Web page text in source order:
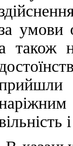
умови
також